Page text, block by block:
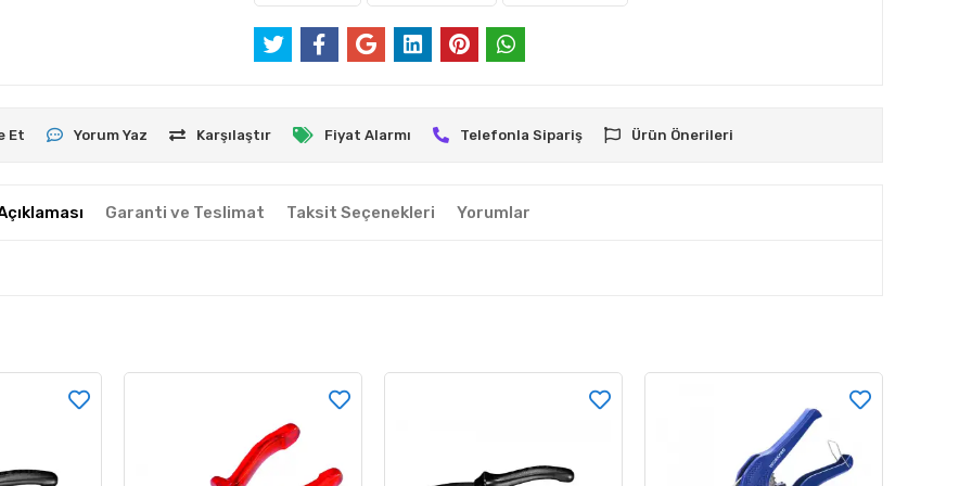
Et Yorum Yaz Karşılaştır Fiyat Alarmı Telefonla Sipariş Ürün Önerileri
Garanti ve Teslimat Taksit Seçenekleri Yorumlar